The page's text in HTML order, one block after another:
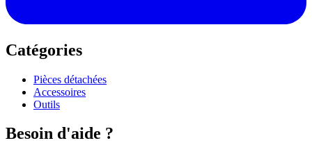
Catégories
Pièces détachées
Accessoires
Outils
Besoin d'aide ?